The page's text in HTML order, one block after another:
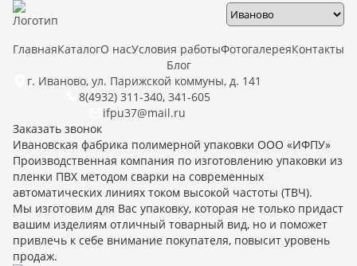
ГлавнаяКаталогО насУсловия работыФотогалереяКонтакты
Блог
г. Иваново, ул. Парижской коммуны, д. 141
8(4932) 311-340, 341-605
ifpu37@mail.ru
Заказать звонок
Ивановская фабрика полимерной упаковки ООО «ИФПУ»
Производственная компания по изготовлению упаковки из
пленки ПВХ методом сварки на современных
автоматических линиях током высокой частоты (ТВЧ).
Мы изготовим для Вас упаковку, которая не только придаст
вашим изделиям отличный товарный вид, но и поможет
привлечь к себе внимание покупателя, повысит уровень
продаж.